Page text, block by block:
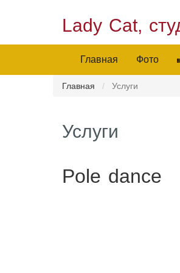
Lady Cat,
Главная Фото
Главная Услуги
Услуги
Pole dance